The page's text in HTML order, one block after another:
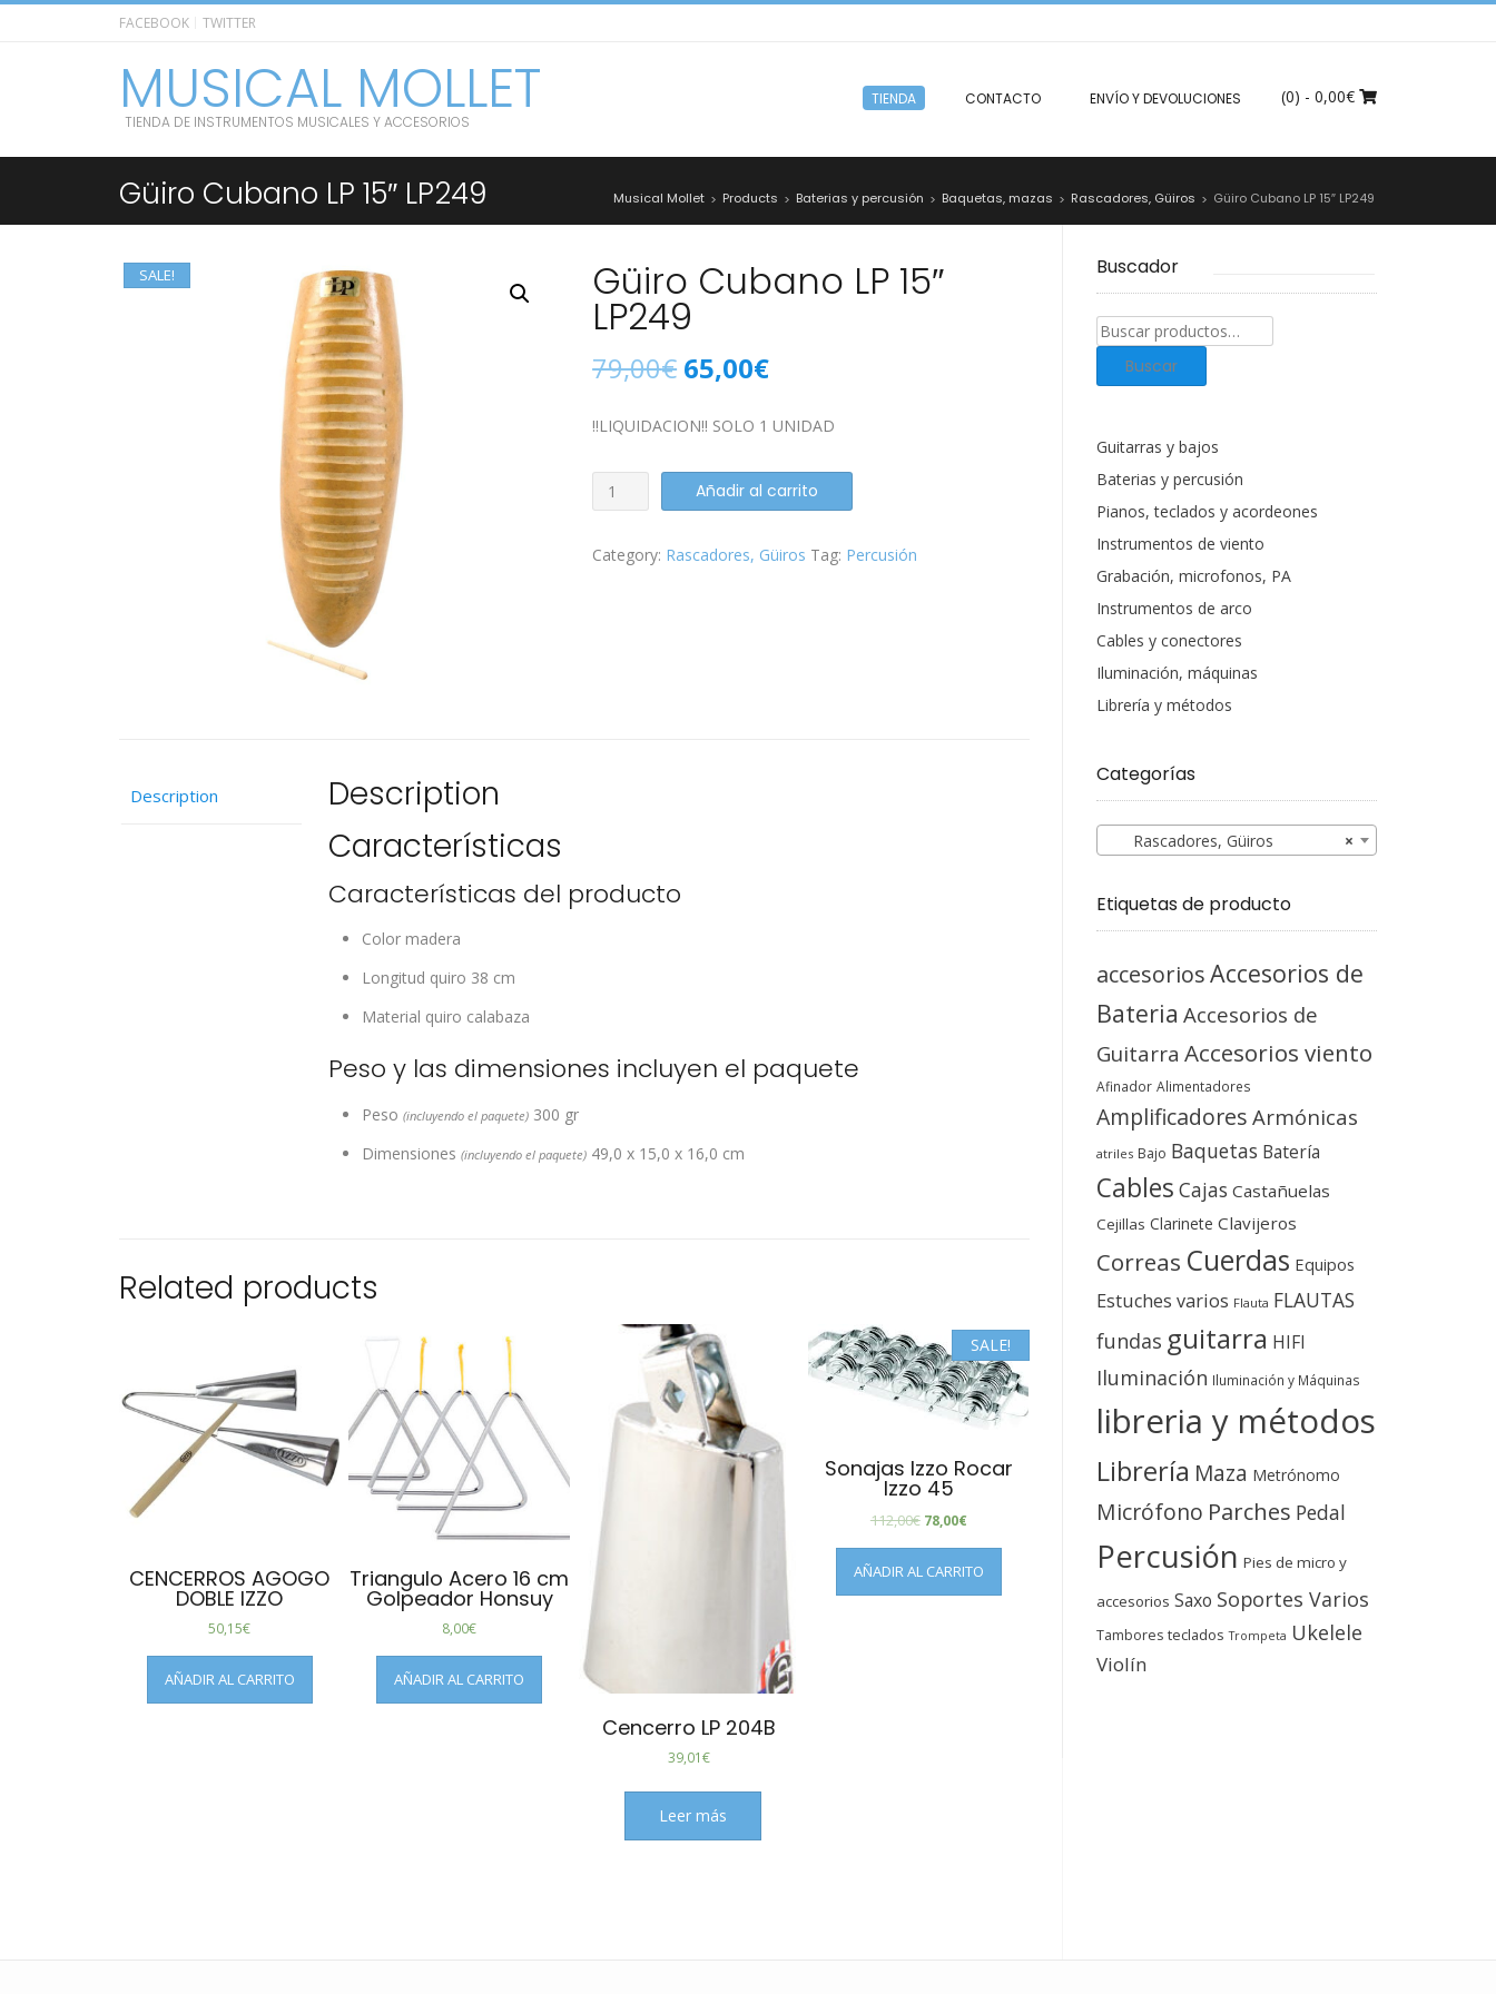
FACEBOOK TWITTER
MUSICAL MOLLET
TIENDA DE INSTRUMENTOS MUSICALES Y ACCESORIOS
TIENDA CONTACTO ENVÍO Y DEVOLUCIONES (0) - 0,00€
Güiro Cubano LP 15″ LP249 Musical Mollet > Products > Baterias y percusión > Baquetas, mazas > Rascadores, Güiros > Güiro Cubano LP 15″ LP249
SALE! Güiro Cubano LP 15″
LP249
79,00€ 65,00€
!!LIQUIDACION!! SOLO 1 UNIDAD
Güiro
Cubano
15"
Añadir al carrito
Category: Rascadores, Güiros Tag: Percusión
Description
Description
Características
Características del producto
Color madera
Longitud quiro 38 cm
Material quiro calabaza
Peso y las dimensiones incluyen el paquete
Peso(incluyendo el paquete) 300 gr
Dimensiones(incluyendo el paquete) 49,0 x 15,0 x 16,0 cm
Related products
CENCERROS AGOGO
DOBLE IZZO
50,15€
AÑADIR AL CARRITO
Triangulo Acero 16 cm
Golpeador Honsuy
8,00€
AÑADIR AL CARRITO
Cencerro LP 204B
39,01€
Leer más
SALE!
Sonajas Izzo Rocar
Izzo 45
112,00€ 78,00€
AÑADIR AL CARRITO
Buscador
Buscar
productos:
Buscar
Guitarras y bajos
Baterias y percusión
Pianos, teclados y acordeones
Instrumentos de viento
Grabación, microfonos, PA
Instrumentos de arco
Cables y conectores
Iluminación, máquinas
Librería y métodos
Categorías
×
Rascadores, Güiros
Etiquetas de producto
accesoriosAccesorios de
Bateria Accesorios de
Guitarra Accesorios viento
Afinador Alimentadores
Amplificadores Armónicas
atriles Bajo Baquetas Batería
Cables Cajas Castañuelas
Cejillas Clarinete Clavijeros
Correas Cuerdas Equipos
Estuches varios Flauta FLAUTAS
fundas guitarra HIFI
Iluminación Iluminación y Máquinas
libreria y métodos
Librería Maza Metrónomo
Micrófono Parches Pedal
Percusión Pies de micro y
accesorios Saxo Soportes Varios
Tambores teclados Trompeta Ukelele
Violín